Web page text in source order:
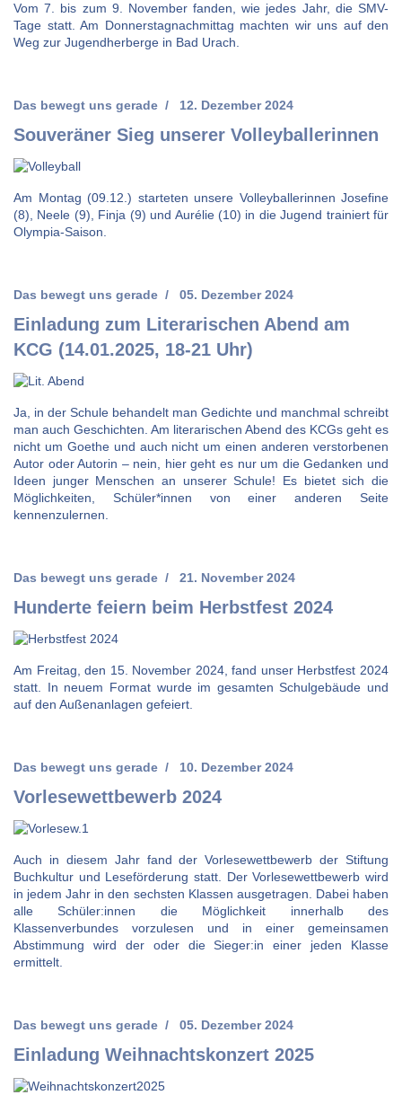
Vom 7. bis zum 9. November fanden, wie jedes Jahr, die SMV-
Tage statt. Am Donnerstagnachmittag machten wir uns auf den
Weg zur Jugendherberge in Bad Urach.
Souveräner Sieg unserer Volleyballerinnen
Das bewegt uns gerade 12. Dezember 2024
Am Montag (09.12.) starteten unsere Volleyballerinnen Josefine
(8), Neele (9), Finja (9) und Aurélie (10) in die Jugend trainiert für
Olympia-Saison.
Einladung zum Literarischen Abend am
KCG (14.01.2025, 18-21 Uhr)
Das bewegt uns gerade 05. Dezember 2024
Ja, in der Schule behandelt man Gedichte und manchmal schreibt
man auch Geschichten. Am literarischen Abend des KCGs geht es
nicht um Goethe und auch nicht um einen anderen verstorbenen
Autor oder Autorin – nein, hier geht es nur um die Gedanken und
Ideen junger Menschen an unserer Schule! Es bietet sich die
Möglichkeiten, Schüler*innen von einer anderen Seite
kennenzulernen.
Hunderte feiern beim Herbstfest 2024
Das bewegt uns gerade 21. November 2024
Am Freitag, den 15. November 2024, fand unser Herbstfest 2024
statt. In neuem Format wurde im gesamten Schulgebäude und
auf den Außenanlagen gefeiert.
Vorlesewettbewerb 2024
Das bewegt uns gerade 10. Dezember 2024
Auch in diesem Jahr fand der Vorlesewettbewerb der Stiftung
Buchkultur und Leseförderung statt. Der Vorlesewettbewerb wird
in jedem Jahr in den sechsten Klassen ausgetragen. Dabei haben
alle Schüler:innen die Möglichkeit innerhalb des
Klassenverbundes vorzulesen und in einer gemeinsamen
Abstimmung wird der oder die Sieger:in einer jeden Klasse
ermittelt.
Einladung Weihnachtskonzert 2025
Das bewegt uns gerade 05. Dezember 2024